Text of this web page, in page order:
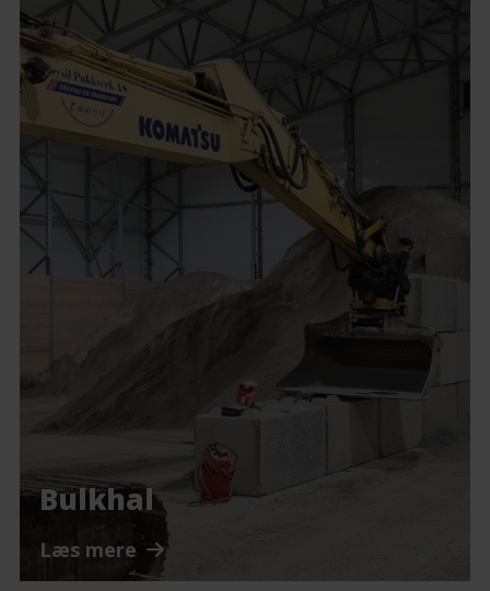
Bulkhal
Læs mere